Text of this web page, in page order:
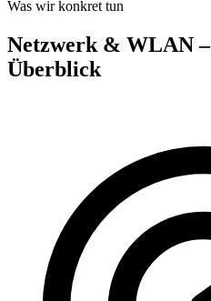
Was wir konkret tun
Netzwerk & WLAN
Überblick